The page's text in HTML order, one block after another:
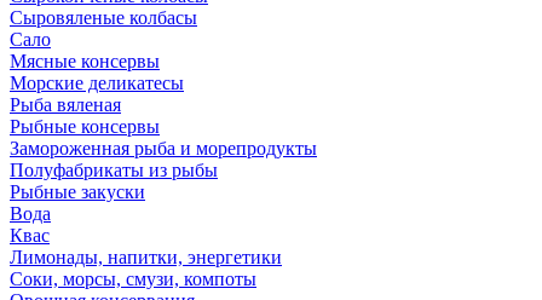
Сыровяленые колбасы
Сало
Мясные консервы
Морские деликатесы
Рыба вяленая
Рыбные консервы
Замороженная рыба и морепродукты
Полуфабрикаты из рыбы
Рыбные закуски
Вода
Квас
Лимонады, напитки, энергетики
Соки, морсы, смузи, компоты